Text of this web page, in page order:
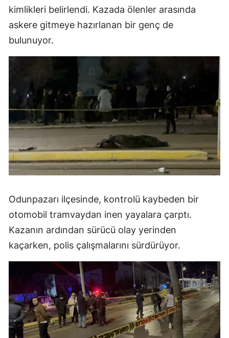
kimlikleri belirlendi. Kazada ölenler arasında
askere gitmeye hazırlanan bir genç de
bulunuyor.
Odunpazarı ilçesinde, kontrolü kaybeden bir
otomobil tramvaydan inen yayalara çarptı.
Kazanın ardından sürücü olay yerinden
kaçarken, polis çalışmalarını sürdürüyor.